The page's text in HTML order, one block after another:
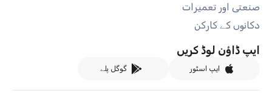
صنعتی اور تعمیرات
دکانوں کے کارکن
ایپ ڈاؤن لوڈ کریں
ایپ اسٹور گوگل پلے